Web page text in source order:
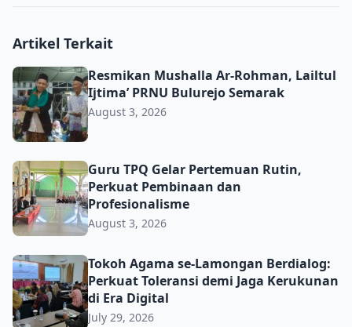
Artikel Terkait
Resmikan Mushalla Ar-Rohman, Lailtul Ijtima’ PRNU
Resmikan Mushalla Ar-Rohman, Lailtul
Ijtima’ PRNU Bulurejo Semarak
August 3, 2026
Guru TPQ Gelar Pertemuan Rutin, Perkuat Pembinaan
Guru TPQ Gelar Pertemuan Rutin,
Perkuat Pembinaan dan
Profesionalisme
August 3, 2026
Tokoh Agama se-Lamongan Berdialog: Perkuat
Tokoh Agama se-Lamongan Berdialog:
Perkuat Toleransi demi Jaga Kerukunan
di Era Digital
July 29, 2026